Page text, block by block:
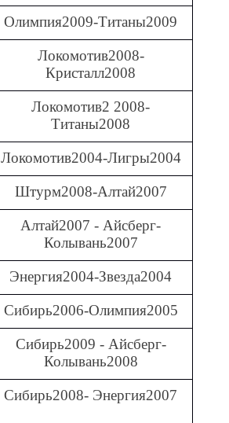
Олимпия2009-Титаны2009
Локомотив2008-
Кристалл2008
Локомотив2 2008-
Титаны2008
Локомотив2004-Лигры2004
Штурм2008-Алтай2007
Алтай2007 - Айсберг-
Колывань2007
Энергия2004-Звезда2004
Сибирь2006-Олимпия2005
Сибирь2009 - Айсберг-
Колывань2008
Сибирь2008- Энергия2007